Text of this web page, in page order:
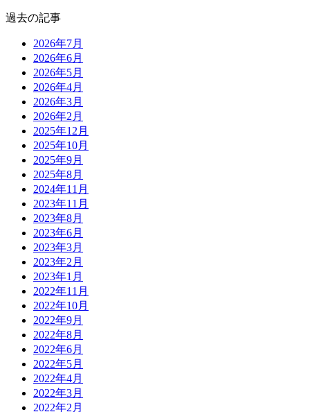
過去の記事
2026年7月
2026年6月
2026年5月
2026年4月
2026年3月
2026年2月
2025年12月
2025年10月
2025年9月
2025年8月
2024年11月
2023年11月
2023年8月
2023年6月
2023年3月
2023年2月
2023年1月
2022年11月
2022年10月
2022年9月
2022年8月
2022年6月
2022年5月
2022年4月
2022年3月
2022年2月